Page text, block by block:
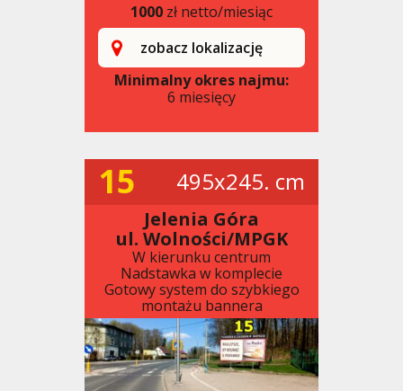
1000 zł netto/miesiąc
zobacz lokalizację
Minimalny okres najmu:
6 miesięcy
15 495x245. cm
Jelenia Góra
ul. Wolności/MPGK
W kierunku centrum
Nadstawka w komplecie
Gotowy system do szybkiego
montażu bannera